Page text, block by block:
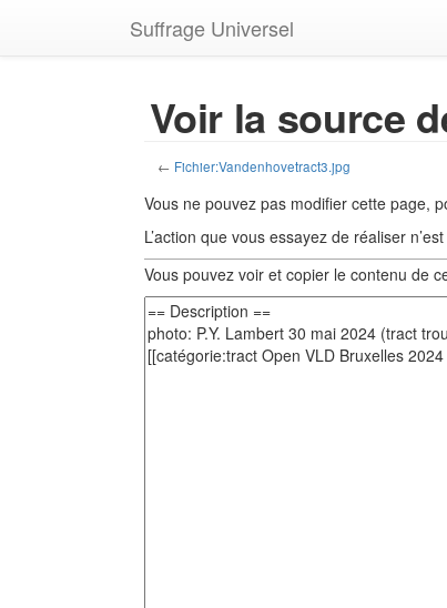
Suffrage Universel
Voir la source
← Fichier:Vandenhovetract3.jpg
Vous ne pouvez pas modifier cette page,
L’action que vous essayez de réaliser
Vous pouvez voir et copier le contenu de